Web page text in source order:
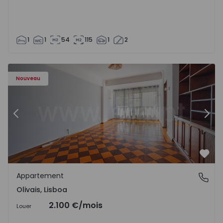
1 1 54 115 1 2
Nouveau
Appartement T5 Lisboa, Olivais - 1575717 - 6
Précédent
Olivais, Lisboa
Appartement
Olivais, Lisboa
Louer 2.100 €/mois